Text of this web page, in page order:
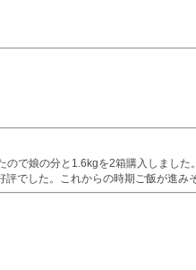
で娘の分と1.6kgを2箱購入しました。
でした。これからの時期ご飯が進み